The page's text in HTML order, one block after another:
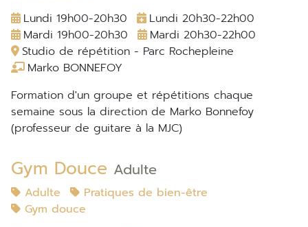
Lundi 19h00-20h30
Lundi 20h30-22h00
Mardi 19h00-20h30
Mardi 20h30-22h00
Studio de répétition - Parc Rochepleine
Marko BONNEFOY
Formation d'un groupe et répétitions chaque
semaine sous la direction de Marko Bonnefoy
(professeur de guitare à la MJC)
Gym Douce Adulte
Adulte
Pratiques de bien-être
Gym douce